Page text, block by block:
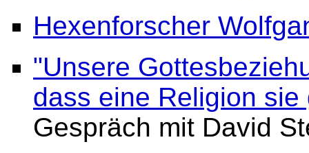
Hexenforscher
"Unsere
dass eine Religion
Gespräch mit David